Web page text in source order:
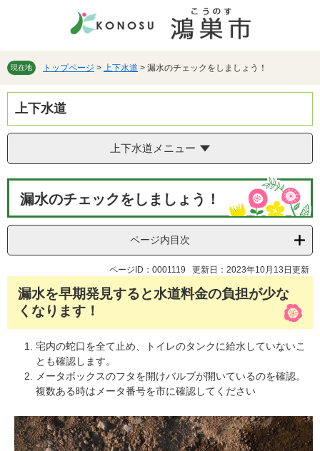
先
す。
を
て
現在地 トップページ > 上下水道 > 漏水のチェックをしましょう！
上下水道
上下水道メニュー
漏水のチェックをしましょう！
ページ内目次
ページID：0001119 更新日：2023年10月13日更新
漏水を早期発見すると水道料金の負担が少な
くなります！
宅内の蛇口を全て止め、トイレのタンクに給水していないこ
とも確認します。
メータボックスのフタを開けバルブが開いているのを確認。
複数ある時はメータ番号を市に確認してください